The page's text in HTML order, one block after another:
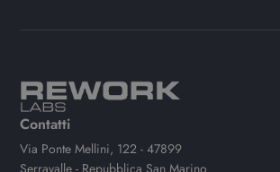
Contatti
Via Ponte Mellini, 122 - 47899
Serravalle - Repubblica San Marino